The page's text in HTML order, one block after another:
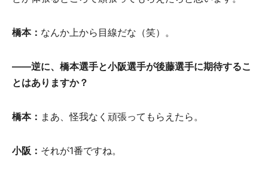
橋本： なんか上から目線だな（笑）。
——逆に、 橋本選手と小阪選手が後藤選手に期待するこ
とはありますか？
橋本： まあ、怪我なく頑張ってもらえたら。
小阪 ： それが1番ですね。